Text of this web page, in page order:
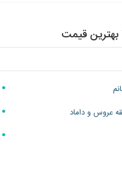
بهترین قیمت
عروس و داماد